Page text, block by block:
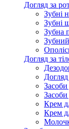
Догляд за
Зубні
Зубні
Зубна
Догляд за
Догляд
Засоби
Засоби
Крем
Крем